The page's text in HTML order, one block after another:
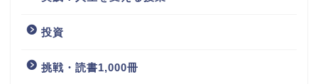
投資
挑戦・読書1,000冊